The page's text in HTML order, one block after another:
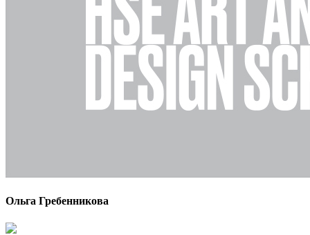
Ольга Гребенникова